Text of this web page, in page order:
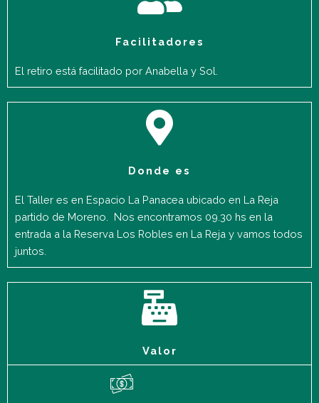
Facilitadores
El retiro está facilitado por Anabella y Sol.
Donde es
El Taller es en Espacio La Panacea ubicado en La Reja
partido de Moreno. Nos encontramos 09.30 hs en la
entrada a la Reserva Los Robles en La Reja y vamos todos
juntos.
Valor